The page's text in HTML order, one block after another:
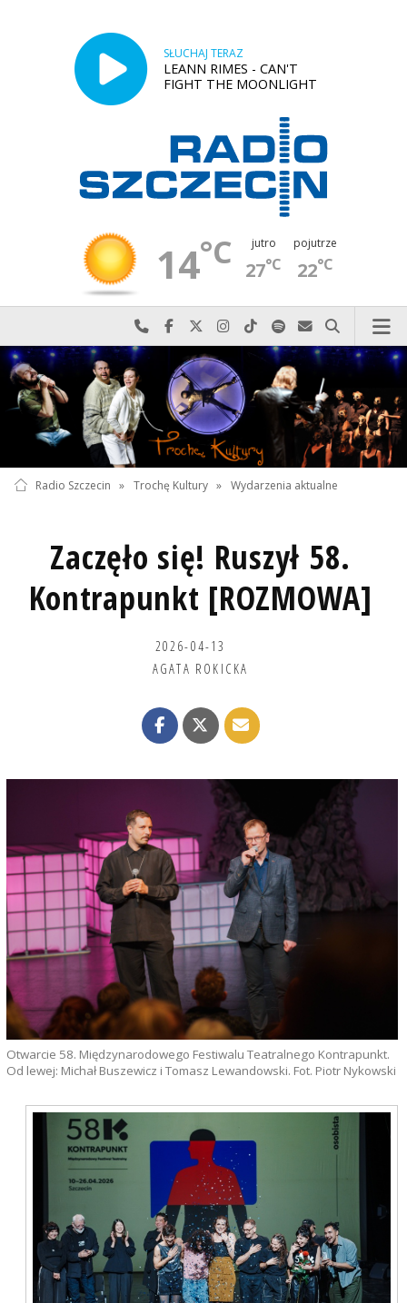
SŁUCHAJ TERAZ
LEANN RIMES - CAN'T
FIGHT THE MOONLIGHT
14°C jutro
27°C
pojutrze
22°C
Najlepiej po prostu do nas zadzwoń
Odwiedź nas na Facebook-u
Odwiedź nas na X
Odwiedź nas na Instagram-ie
Odwiedź nas na TikTok-u
Szukaj nas na Spotify
Wyślij do nas
Szukaj
Radio Szczecin » Trochę Kultury » Wydarzenia aktualne
Zaczęło się! Ruszył 58.
Kontrapunkt [ROZMOWA]
2026-04-13
AGATA ROKICKA
Otwarcie 58. Międzynarodowego Festiwalu Teatralnego Kontrapunkt.
Od lewej: Michał Buszewicz i Tomasz Lewandowski. Fot. Piotr Nykowski